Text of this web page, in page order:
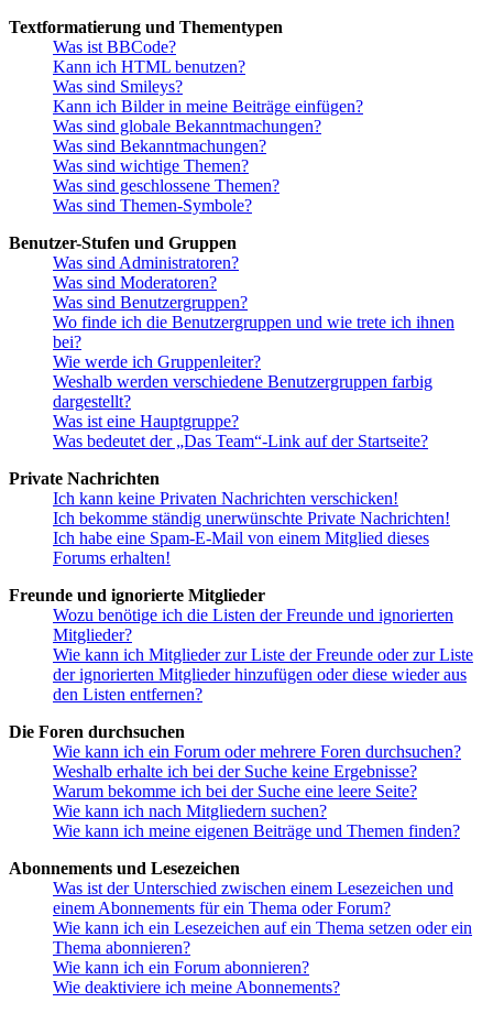
Textformatierung und Thementypen
Was ist BBCode?
Kann ich HTML benutzen?
Was sind Smileys?
Kann ich Bilder in meine Beiträge einfügen?
Was sind globale Bekanntmachungen?
Was sind Bekanntmachungen?
Was sind wichtige Themen?
Was sind geschlossene Themen?
Was sind Themen-Symbole?
Benutzer-Stufen und Gruppen
Was sind Administratoren?
Was sind Moderatoren?
Was sind Benutzergruppen?
Wo finde ich die Benutzergruppen und wie trete ich ihnen
bei?
Wie werde ich Gruppenleiter?
Weshalb werden verschiedene Benutzergruppen farbig
dargestellt?
Was ist eine Hauptgruppe?
Was bedeutet der „Das Team“-Link auf der Startseite?
Private Nachrichten
Ich kann keine Privaten Nachrichten verschicken!
Ich bekomme ständig unerwünschte Private Nachrichten!
Ich habe eine Spam-E-Mail von einem Mitglied dieses
Forums erhalten!
Freunde und ignorierte Mitglieder
Wozu benötige ich die Listen der Freunde und ignorierten
Mitglieder?
Wie kann ich Mitglieder zur Liste der Freunde oder zur Liste
der ignorierten Mitglieder hinzufügen oder diese wieder aus
den Listen entfernen?
Die Foren durchsuchen
Wie kann ich ein Forum oder mehrere Foren durchsuchen?
Weshalb erhalte ich bei der Suche keine Ergebnisse?
Warum bekomme ich bei der Suche eine leere Seite?
Wie kann ich nach Mitgliedern suchen?
Wie kann ich meine eigenen Beiträge und Themen finden?
Abonnements und Lesezeichen
Was ist der Unterschied zwischen einem Lesezeichen und
einem Abonnements für ein Thema oder Forum?
Wie kann ich ein Lesezeichen auf ein Thema setzen oder ein
Thema abonnieren?
Wie kann ich ein Forum abonnieren?
Wie deaktiviere ich meine Abonnements?